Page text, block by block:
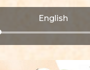
English
Lecteur
audio